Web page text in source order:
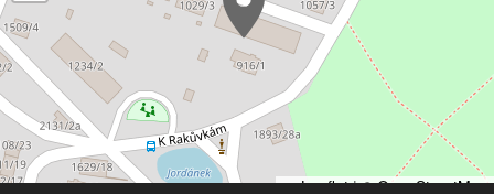
Leaflet | © OpenStreetMap